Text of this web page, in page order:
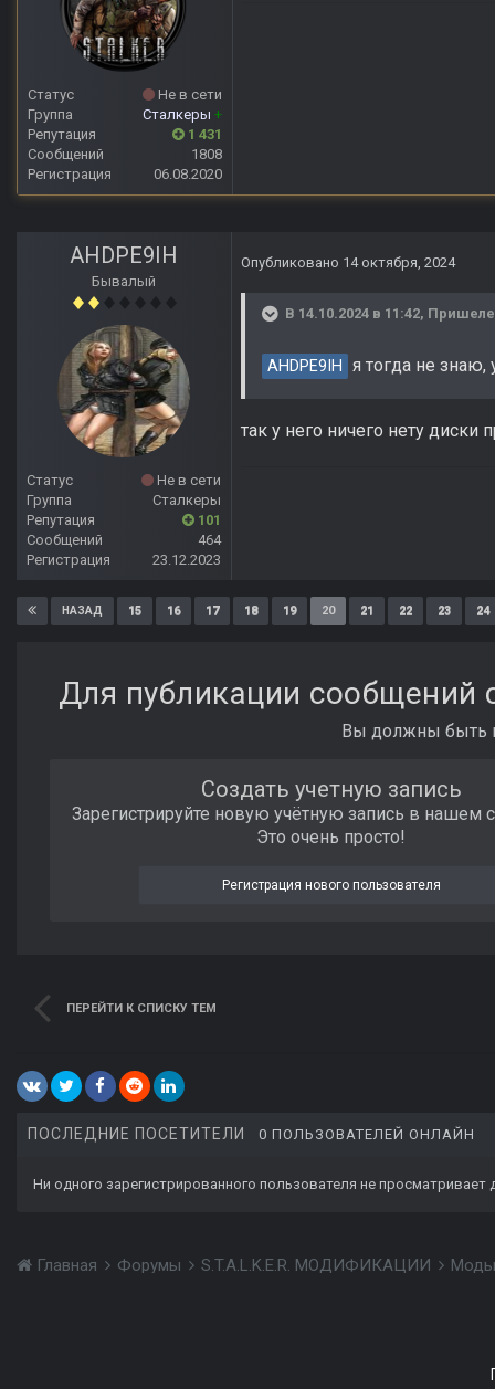
Статус
Не в сети
Группа
Сталкеры +
Репутация
1 431
Сообщений
1808
Регистрация
06.08.2020
AHDPE9IH
Бывалый
Статус
Не в сети
Группа
Сталкеры
Репутация
101
Сообщений
464
Регистрация
23.12.2023
Опубликовано 14 октября, 2024
В 14.10.2024 в 11:42,
AHDPE9IH я тогда не
так у него ничего нету диски
НАЗАД 15 16 17 18 19 20 21 22 23 24
Для публикации сообщений
Вы должны быть
Создать учетную запись
Зарегистрируйте новую учётную запись в нашем
Это очень просто!
Регистрация нового пользователя
ПЕРЕЙТИ К СПИСКУ ТЕМ
ПОСЛЕДНИЕ ПОСЕТИТЕЛИ 0 ПОЛЬЗОВАТЕЛЕЙ ОНЛАЙН
Ни одного зарегистрированного пользователя не просматривает
Главная Форумы S.T.A.L.K.E.R. МОДИФИКАЦИИ